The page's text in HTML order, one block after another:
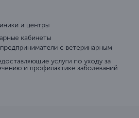
и центры
кабинеты
с ветеринарным
услуги по уходу за
и профилактике заболеваний